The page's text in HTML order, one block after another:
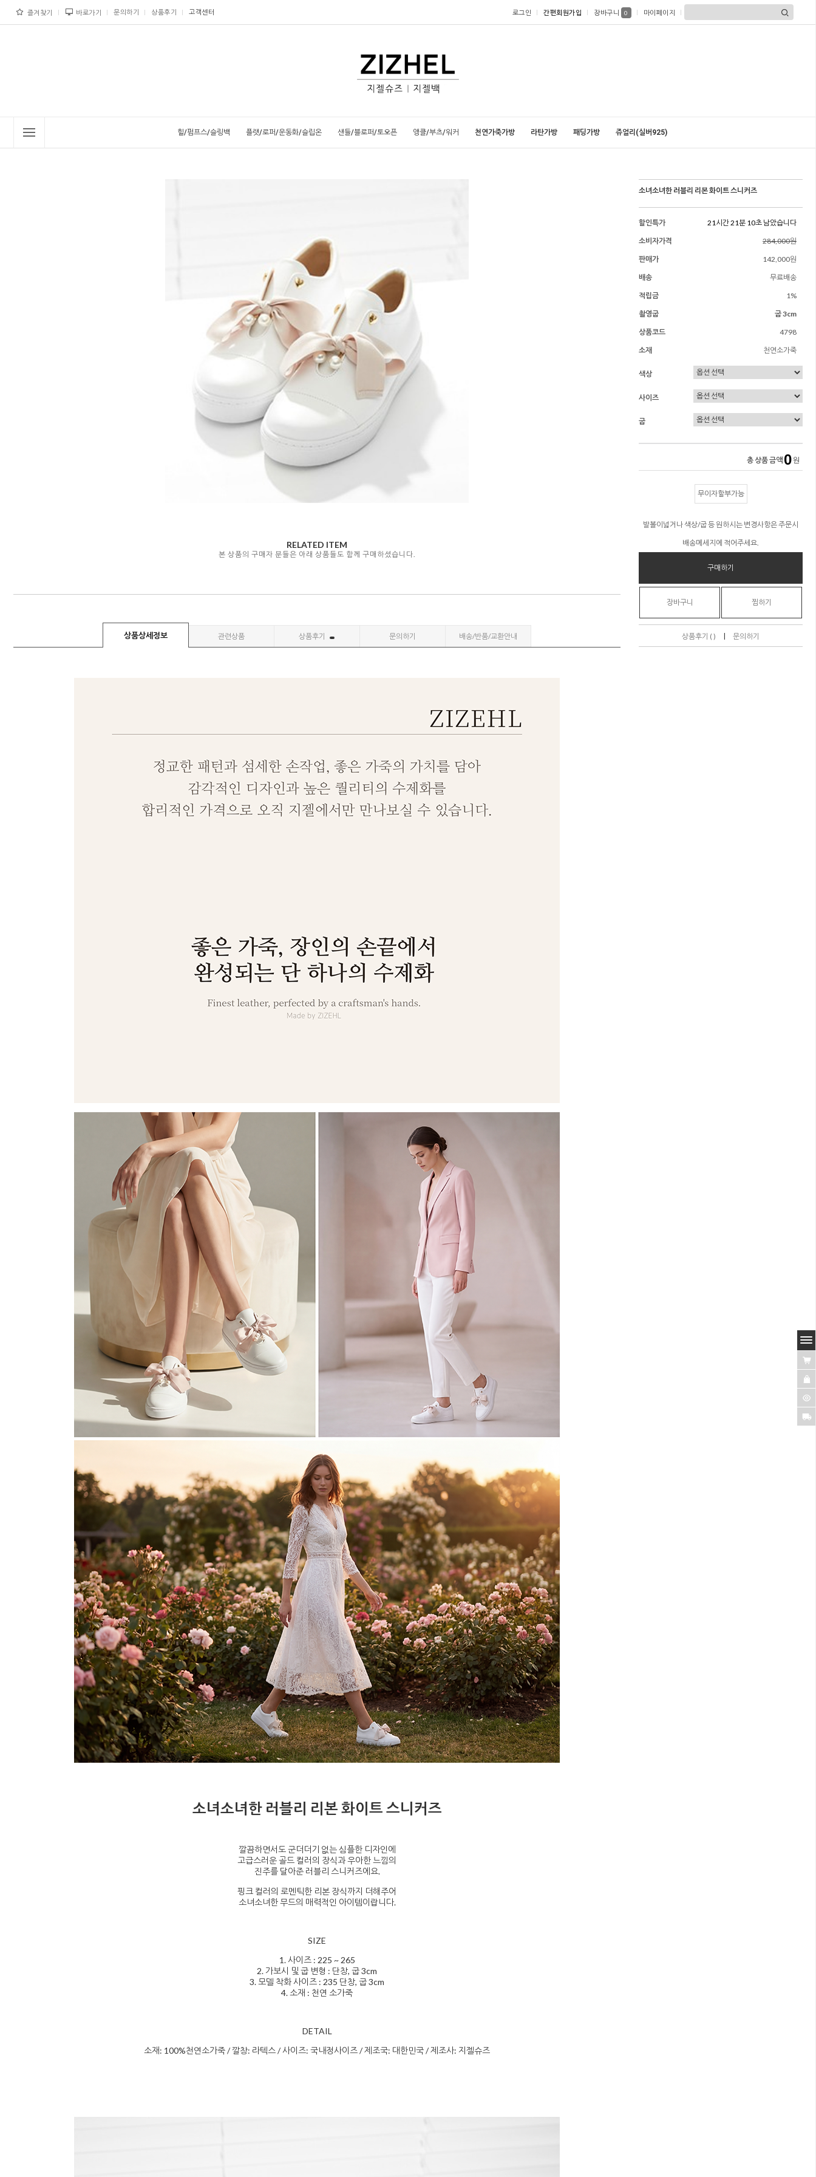
즐겨찾기 바로가기 문의하기 상품후기 고객센터 로그인 간편회원가입 장바구니 0 마이페이지
힐/펌프스/슬링백 플랫/로퍼/운동화/슬립온 샌들/블로퍼/토오픈 앵클/부츠/워커 천연가죽가방 라탄가방 패딩가방 쥬얼리(실버925)
RELATED ITEM
본 상품의 구매자 분들은 아래 상품들도 함께 구매하셨습니다.
상품상세정보 관련상품 상품후기 문의하기 배송/반품/교환안내
소녀소녀한 러블리 리본 화이트 스니커즈
깔끔하면서도 군더더기 없는 심플한 디자인에
고급스러운 골드 컬러의 장식과 우아한 느낌의
진주를 달아준 러블리 스니커즈에요.
핑크 컬러의 로멘틱한 리본 장식까지 더해주어
소녀소녀한 무드의 매력적인 아이템이랍니다.
SIZE
1. 사이즈 : 225 ~ 265
2. 가보시 및 굽 변형 : 단창, 굽 3cm
3. 모델 착화 사이즈 : 235 단창, 굽 3cm
4. 소재 : 천연 소가죽
DETAIL
소재: 100%천연소가죽 / 깔창: 라텍스 / 사이즈: 국내정사이즈 / 제조국: 대한민국 / 제조사: 지젤슈즈
소녀소녀한 러블리 리본 화이트 스니커즈
할인특가
21시간 21분 08초 남았습니다
소비자가격
284,000원
판매가
142,000원
배송
무료배송
적립금
1%
촬영굽
굽 3cm
상품코드
4798
소재
천연소가죽
색상
사이즈
굽
총 상품 금액 0 원
무이자할부가능
발볼이넓거나 색상/굽 등 원하시는 변경사항은 주문시
배송메세지에 적어주세요.
구매하기
장바구니 찜하기
상품후기 ( ) | 문의하기